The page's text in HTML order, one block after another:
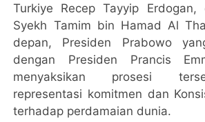
Turkiye Recep Tayyip
Syekh Tamim bin Hamad Al
depan, Presiden Prabowo
dengan Presiden Prancis
menyaksikan prosesi
representasi komitmen dan
terhadap perdamaian dunia.